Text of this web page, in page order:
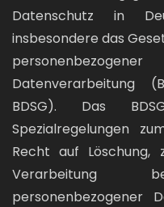
Datenschutz in
insbesondere das
Datenverarbeitung
BDSG). Das
Spezialregelungen
Recht auf Löschung,
Verarbeitung
personenbezogener